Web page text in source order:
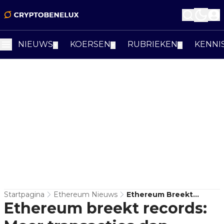
NIEUWS KOERSEN RUBRIEKEN
Startpagina Ethereum Nieuws
Ethereum Breekt
Records: Meer
Transacties Dan
Ethereum breekt records: